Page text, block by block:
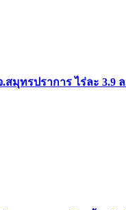
มุทรปราการ ไร่ละ 3.9